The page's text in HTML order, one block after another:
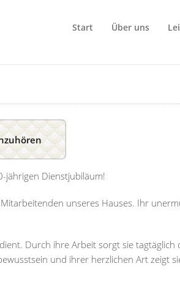
Start Über uns
jährigen Dienstjubiläum!
unseres Hauses. Ihr
Durch ihre Arbeit sorgt sie tagtäglich
und ihrer herzlichen Art zeigt